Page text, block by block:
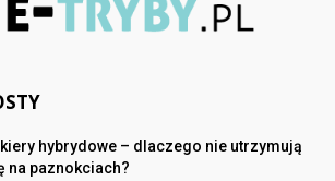
hybrydowe – dlaczego nie utrzymują
na paznokciach?